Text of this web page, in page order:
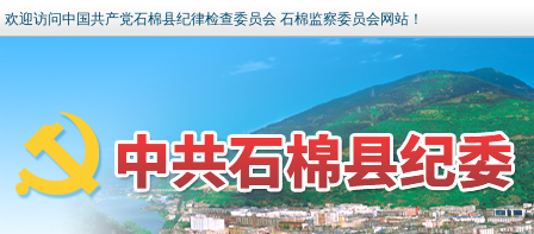
欢迎访问中国共产党石棉县纪律检查委员会 石棉监察委员会网站！